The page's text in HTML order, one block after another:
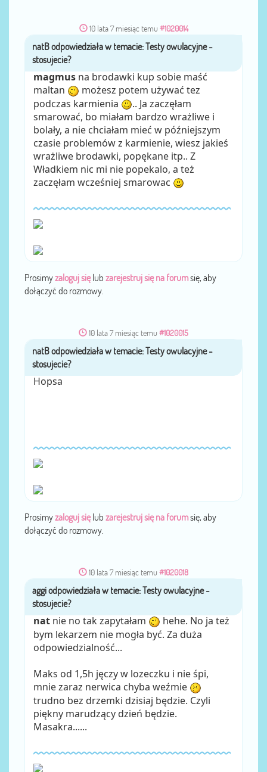
10 lata 7 miesiąc temu #1020014
przeznatB
magmus na brodawki kup sobie maść
maltan
możesz potem używać tez
podczas karmienia
.. Ja zaczęłam
smarować, bo miałam bardzo wrażliwe i
bolały, a nie chciałam mieć w późniejszym
czasie problemów z karmienie, wiesz jakieś
wrażliwe brodawki, popękane itp.. Z
Władkiem nic mi nie popekalo, a też
zaczęłam wcześniej smarowac
Prosimyzaloguj sięlub zarejestruj się na forumsię, aby
dołączyć do rozmowy.
10 lata 7 miesiąc temu #1020015
przeznatB
Hopsa
Prosimyzaloguj sięlub zarejestruj się na forumsię, aby
dołączyć do rozmowy.
10 lata 7 miesiąc temu #1020018
przezaggi
nat nie no tak zapytałam
hehe. No ja też
bym lekarzem nie mogła być. Za duża
odpowiedzialność...
Maks od 1,5h jęczy w lozeczku i nie śpi,
mnie zaraz nerwica chyba weźmie
trudno bez drzemki dzisiaj będzie. Czyli
piękny marudzący dzień będzie.
Masakra......